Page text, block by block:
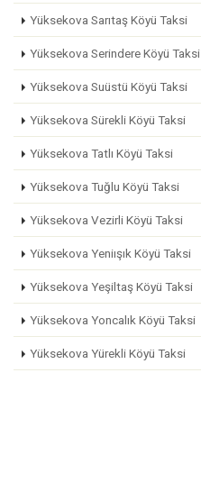
Yüksekova Sarıtaş Köyü Taksi
Yüksekova Serindere Köyü Taksi
Yüksekova Suüstü Köyü Taksi
Yüksekova Sürekli Köyü Taksi
Yüksekova Tatlı Köyü Taksi
Yüksekova Tuğlu Köyü Taksi
Yüksekova Vezirli Köyü Taksi
Yüksekova Yeniışık Köyü Taksi
Yüksekova Yeşiltaş Köyü Taksi
Yüksekova Yoncalık Köyü Taksi
Yüksekova Yürekli Köyü Taksi